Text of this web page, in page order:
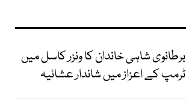
برطانوی شاہی خاندان کا ونزر کاسل میں
ٹرمپ کے اعزاز میں شاندار عشائیہ